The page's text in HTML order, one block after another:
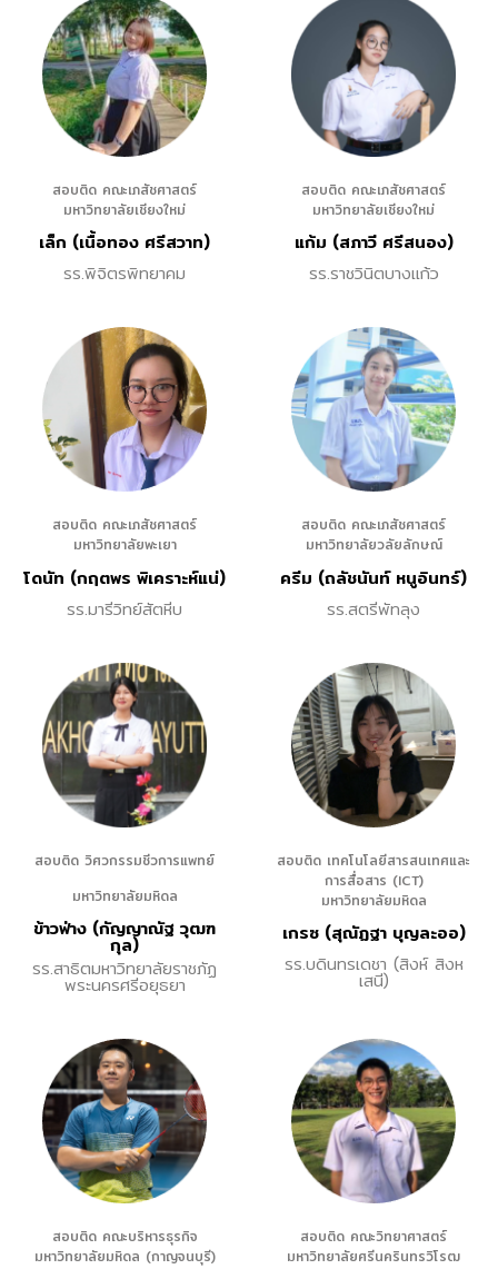
สอบติด คณะเภสัชศาสตร์
มหาวิทยาลัยเชียงใหม่
เล็ก (เนื้อทอง ศรีสวาท)
รร.พิจิตรพิทยาคม
สอบติด คณะเภสัชศาสตร์
มหาวิทยาลัยเชียงใหม่
แก้ม (สภาวี ศรีสนอง)
รร.ราชวินิตบางแก้ว
สอบติด คณะเภสัชศาสตร์
มหาวิทยาลัยพะเยา
โดนัท (กฤตพร พิเคราะห์แน่)
รร.มารีวิทย์สัตหีบ
สอบติด คณะเภสัชศาสตร์
มหาวิทยาลัยวลัยลักษณ์
ครีม (ถลัชนันท์ หนูอินทร์)
รร.สตรีพัทลุง
สอบติด วิศวกรรมชีวการแพทย์
มหาวิทยาลัยมหิดล
ข้าวฟ่าง (กัญญาณัฐ วุฒฑ
กุล)
รร.สาธิตมหาวิทยาลัยราชภัฏ
พระนครศรีอยุธยา
สอบติด เทคโนโลยีสารสนเทศและ
การสื่อสาร (ICT)
มหาวิทยาลัยมหิดล
เกรซ (สุณัฏฐา บุญละออ)
รร.บดินทรเดชา (สิงห์ สิงห
เสนี)
สอบติด คณะบริหารธุรกิจ
มหาวิทยาลัยมหิดล (กาญจนบุรี)
สอบติด คณะวิทยาศาสตร์
มหาวิทยาลัยศรีนครินทรวิโรฒ